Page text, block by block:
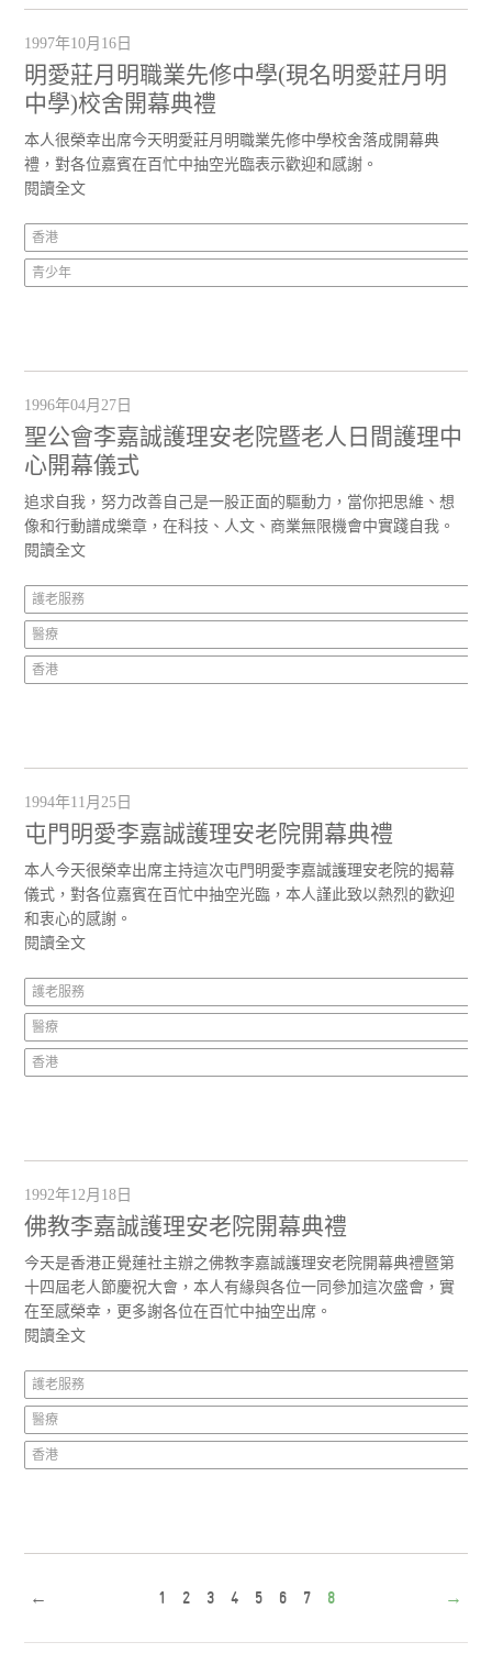
1997年10月16日
明愛莊月明職業先修中學(現名明愛莊月明
中學)校舍開幕典禮
本人很榮幸出席今天明愛莊月明職業先修中學校舍落成開幕典
禮，對各位嘉賓在百忙中抽空光臨表示歡迎和感謝。
閱讀全文
香港
青少年
1996年04月27日
聖公會李嘉誠護理安老院暨老人日間護理中
心開幕儀式
追求自我，努力改善自己是一股正面的驅動力，當你把思維、想
像和行動譜成樂章，在科技、人文、商業無限機會中實踐自我。
閱讀全文
護老服務
醫療
香港
1994年11月25日
屯門明愛李嘉誠護理安老院開幕典禮
本人今天很榮幸出席主持這次屯門明愛李嘉誠護理安老院的揭幕
儀式，對各位嘉賓在百忙中抽空光臨，本人謹此致以熱烈的歡迎
和衷心的感謝。
閱讀全文
護老服務
醫療
香港
1992年12月18日
佛教李嘉誠護理安老院開幕典禮
今天是香港正覺蓮社主辦之佛教李嘉誠護理安老院開幕典禮暨第
十四屆老人節慶祝大會，本人有緣與各位一同參加這次盛會，實
在至感榮幸，更多謝各位在百忙中抽空出席。
閱讀全文
護老服務
醫療
香港
← 1 2 3 4 5 6 7 8 →